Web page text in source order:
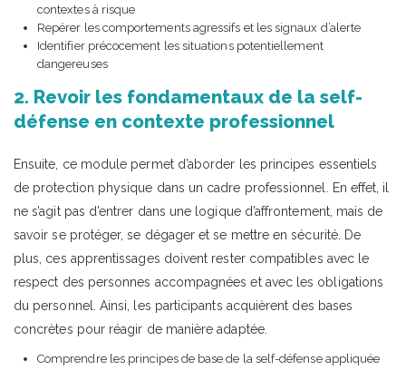
contextes à risque
Repérer les comportements agressifs et les signaux d’alerte
Identifier précocement les situations potentiellement
dangereuses
2. Revoir les fondamentaux de la self-
défense en contexte professionnel
Ensuite, ce module permet d’aborder les principes essentiels
de protection physique dans un cadre professionnel. En effet, il
ne s’agit pas d’entrer dans une logique d’affrontement, mais de
savoir se protéger, se dégager et se mettre en sécurité. De
plus, ces apprentissages doivent rester compatibles avec le
respect des personnes accompagnées et avec les obligations
du personnel. Ainsi, les participants acquièrent des bases
concrètes pour réagir de manière adaptée.
Comprendre les principes de base de la self-défense appliquée